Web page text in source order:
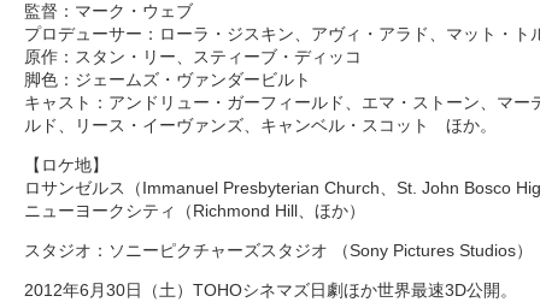
監督：マーク・ウェブ
プロデューサー：ローラ・ジスキン、アヴィ・アラド、マット・ト
原作：スタン・リー、スティーブ・ディッコ
脚色：ジェームズ・ヴァンダービルト
キャスト：アンドリュー・ガーフィールド、エマ・ストーン、マー
ルド、リース・イーヴァンズ、キャンベル・スコット ほか。
【ロケ地】
ロサンゼルス（Immanuel Presbyterian Church、St. John Bosco
ニューヨークシティ（Richmond Hill、ほか）
スタジオ：ソニーピクチャーズスタジオ （Sony Pictures Studios）
2012年6月30日（土）TOHOシネマズ日劇ほか世界最速3D公開。